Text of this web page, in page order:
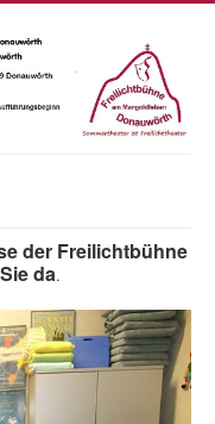
der Freilichtbühne
da.